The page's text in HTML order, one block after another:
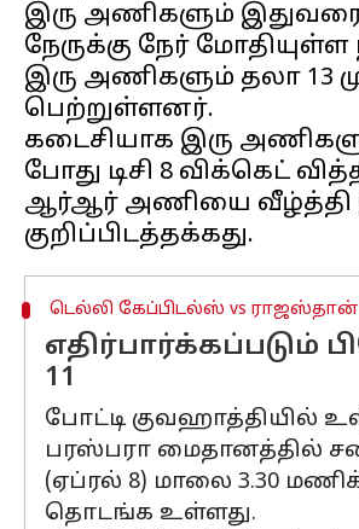
இரு அணிகளும் இதுவரை
நேருக்கு நேர்
இரு அணிகளும் தலா 13
பெற்றுள்ளனர்.
கடைசியாக இரு
போது டிசி 8 விக்கெட்
ஆர்ஆர் அணியை வீழ்த்தி
டெல்லி கேப்பிடல்ஸ் vs
எதிர்பார்க்கப்படும்
11
போட்டி குவஹாத்தியில்
பரஸ்பரா மைதானத்தில்
(ஏப்ரல் 8) மாலை 3.30
தொடங்க உள்ளது.